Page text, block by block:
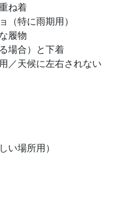
ね着
（特に雨期用）
履物
場合）と下着
／天候に左右されない
い場所用）